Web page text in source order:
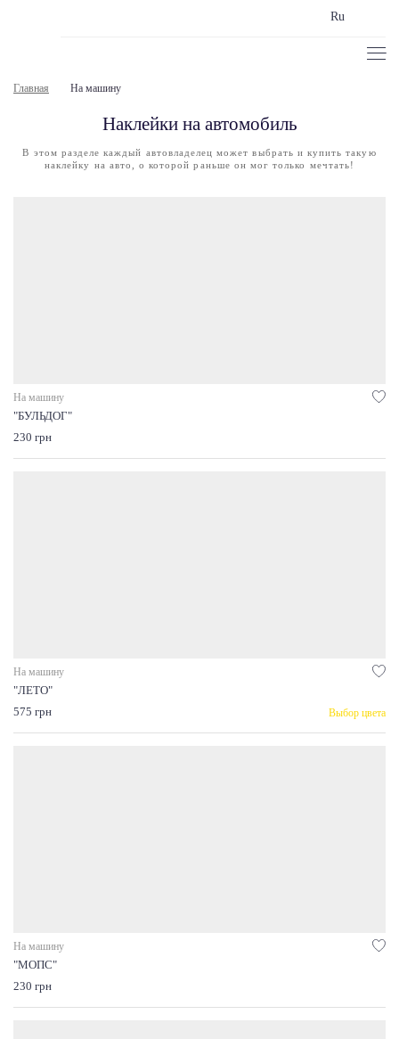
Ru
Главная На машину
Наклейки на автомобиль
В этом разделе каждый автовладелец может выбрать и купить такую
наклейку на авто, о которой раньше он мог только мечтать!
На машину
"БУЛЬДОГ"
230 грн
На машину
"ЛЕТО"
575 грн
Выбор цвета
На машину
"МОПС"
230 грн